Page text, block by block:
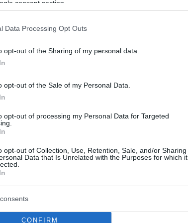
consent section.
Data Processing Opt Outs
opt-out of the Sharing of my personal data.
opt-out of the Sale of my Personal Data.
opt-out of processing my Personal Data for Targeted
opt-out of Collection, Use, Retention, Sale, and/or Sharing
Data that Is Unrelated with the Purposes for which it
CONFIRM
Lykavitos.gr στο Google News
έως τα 5.000
η UBS - Οι